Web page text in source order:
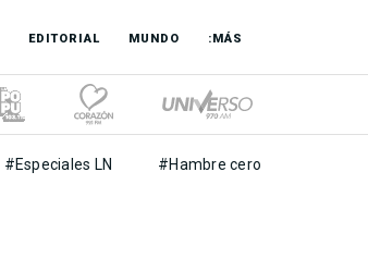
EDITORIAL MUNDO :MÁS
#Especiales LN #Hambre cero